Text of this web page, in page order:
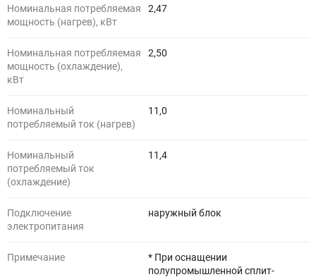
Номинальная потребляемая
мощность (нагрев), кВт
2,47
Номинальная потребляемая
мощность (охлаждение),
кВт
2,50
Номинальный
потребляемый ток (нагрев)
11,0
Номинальный
потребляемый ток
(охлаждение)
11,4
Подключение
электропитания
наружный блок
Примечание
* При оснащении
полупромышленной сплит-